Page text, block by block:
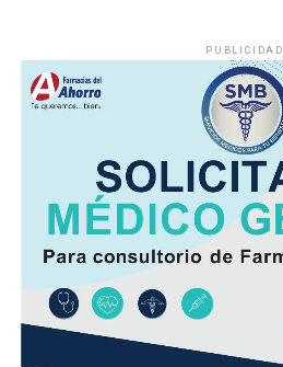
PUBLICIDAD